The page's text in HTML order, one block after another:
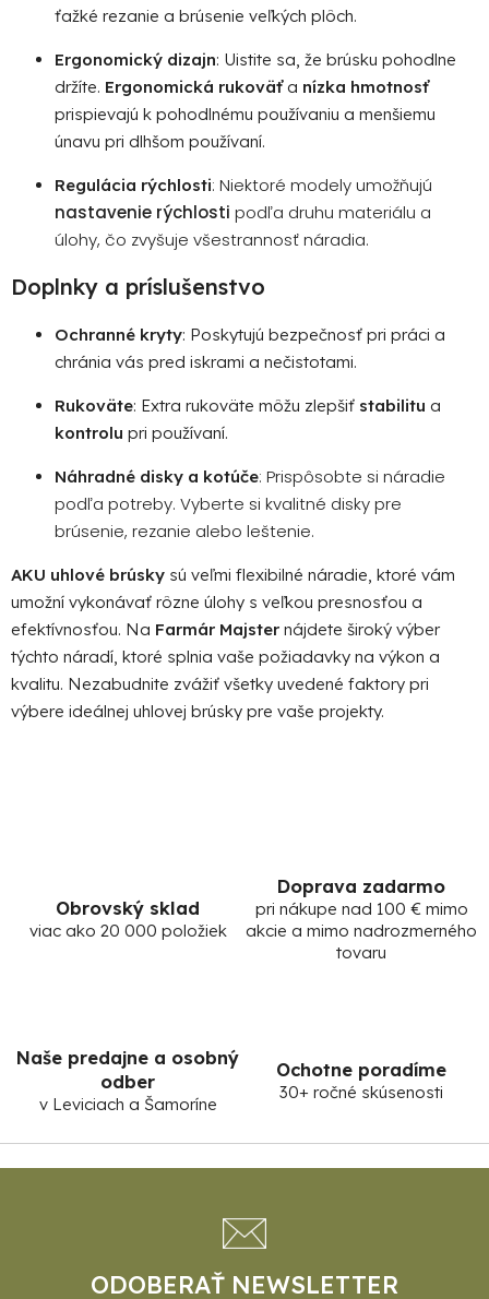
ťažké rezanie a brúsenie veľkých plôch.
Ergonomický dizajn: Uistite sa, že brúsku pohodlne
držíte. Ergonomická rukoväťa nízka hmotnosť
prispievajú k pohodlnému používaniu a menšiemu
únavu pri dlhšom používaní.
Regulácia rýchlosti: Niektoré modely umožňujú
nastavenie rýchlosti podľa druhu materiálu a
úlohy, čo zvyšuje všestrannosť náradia.
Doplnky a príslušenstvo
Ochranné kryty: Poskytujú bezpečnosť pri práci a
chránia vás pred iskrami a nečistotami.
Rukoväte: Extra rukoväte môžu zlepšiť stabilitu a
kontrolu pri používaní.
Náhradné disky a kotúče: Prispôsobte si náradie
podľa potreby. Vyberte si kvalitné disky pre
brúsenie, rezanie alebo leštenie.
AKU uhlové brúsky sú veľmi flexibilné náradie, ktoré vám
umožní vykonávať rôzne úlohy s veľkou presnosťou a
efektívnosťou. Na Farmár Majster nájdete široký výber
týchto náradí, ktoré splnia vaše požiadavky na výkon a
kvalitu. Nezabudnite zvážiť všetky uvedené faktory pri
výbere ideálnej uhlovej brúsky pre vaše projekty.
Obrovský sklad
viac ako 20 000 položiek
Doprava zadarmo
pri nákupe nad 100 € mimo
akcie a mimo nadrozmerného
tovaru
Naše predajne a osobný
odber
v Leviciach a Šamoríne
Ochotne poradíme
30+ ročné skúsenosti
Z
ODOBERAŤ NEWSLETTER